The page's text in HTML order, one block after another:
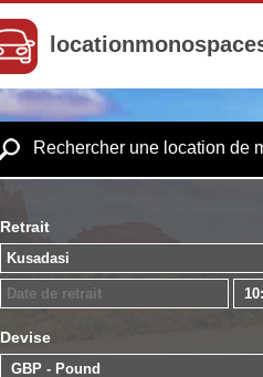
Rechercher une location de
Retrait
Devise